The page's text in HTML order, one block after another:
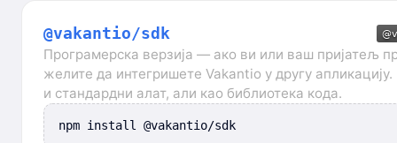
@vakantio/sdk
Програмерска верзија — ако ви или ваш пријатељ
желите да интегришете Vakantio у другу
и стандардни алат, али као библиотека кода.
npm install @vakantio/sdk